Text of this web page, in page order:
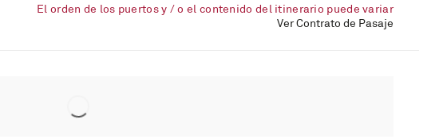
El orden de los puertos y / o el contenido del itinerario puede variar
Ver Contrato de Pasaje